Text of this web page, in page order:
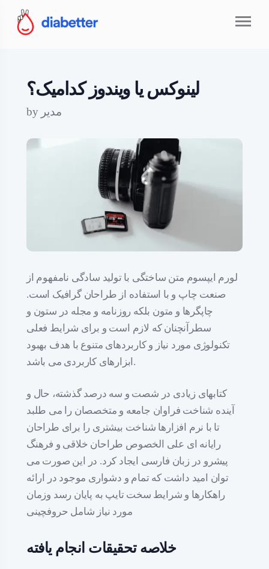
لینوکس یا ویندوز کدامیک؟
by مدیر
لورم ایپسوم متن ساختگی با تولید سادگی نامفهوم از
صنعت چاپ و با استفاده از طراحان گرافیک است.
چاپگرها و متون بلکه روزنامه و مجله در ستون و
سطرآنچنان که لازم است و برای شرایط فعلی
تکنولوژی مورد نیاز و کاربردهای متنوع با هدف بهبود
ابزارهای کاربردی می باشد.
کتابهای زیادی در شصت و سه درصد گذشته، حال و
آینده شناخت فراوان جامعه و متخصصان را می طلبد
تا با نرم افزارها شناخت بیشتری را برای طراحان
رایانه ای علی الخصوص طراحان خلاقی و فرهنگ
پیشرو در زبان فارسی ایجاد کرد. در این صورت می
توان امید داشت که تمام و دشواری موجود در ارائه
راهکارها و شرایط سخت تایپ به پایان رسد وزمان
مورد نیاز شامل حروفچینی
خلاصه تحقیقات انجام یافته